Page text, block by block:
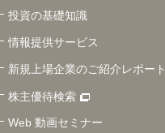
投資の基礎知識
情報提供サービス
新規上場企業のご紹介レポート
株主優待検索
Web 動画セミナー